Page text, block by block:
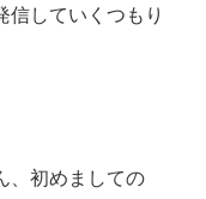
信していくつもり
、初めましての